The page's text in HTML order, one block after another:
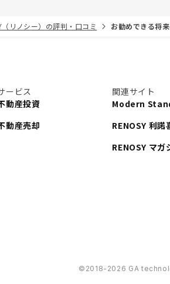
（リノシー）の評判・口コミ お勧めできる将
ービス
動産投資
動産売却
関連サイト
Modern
RENOSY 利諾
RENOSY マガ
©︎2018-2026 GA